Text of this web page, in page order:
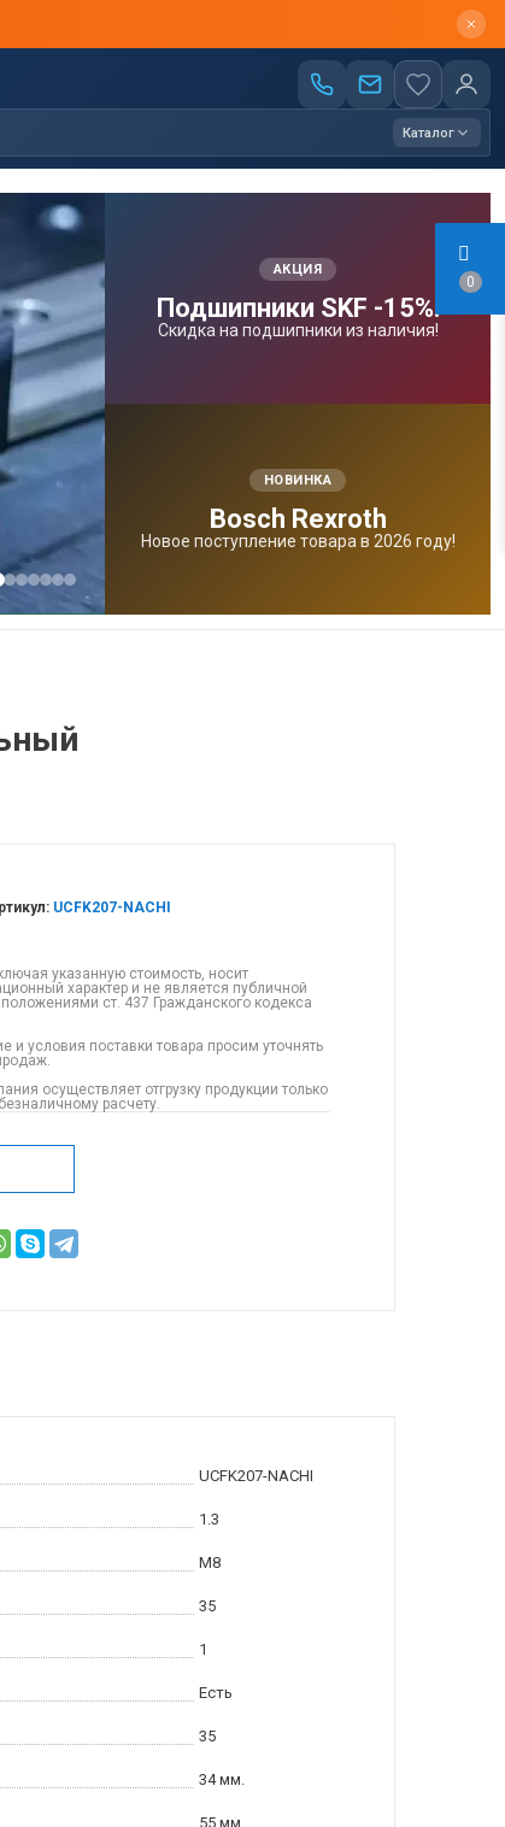
0
Каталог
АКЦИЯ
Подшипники SKF -15%!
Скидка на подшипники из наличия!
НОВИНКА
Bosсh Rexroth
Новое поступление товара в 2026 году!
UCFK207-NACHI
указанную стоимость, носит
характер и не является публичной
ст. 437 Гражданского кодекса
и условия поставки товара просим уточнять
осуществляет отгрузку продукции только
расчету.
UCFK207-NACHI
1.3
M8
35
1
Есть
35
34 мм.
55 мм.